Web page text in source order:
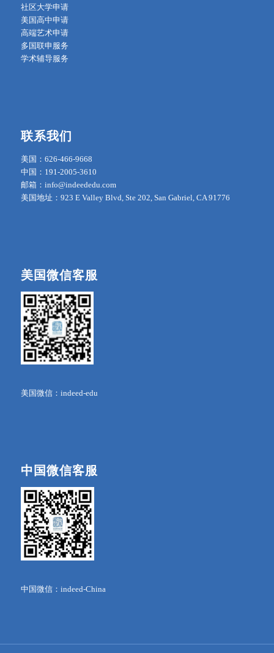
社区大学申请
美国高中申请
高端艺术申请
多国联申服务
学术辅导服务
联系我们
美国：626-466-9668
中国：191-2005-3610
邮箱：info@indeededu.com
美国地址：923 E Valley Blvd, Ste 202, San Gabriel, CA 91776
美国微信客服
美国微信：indeed-edu
中国微信客服
中国微信：indeed-China